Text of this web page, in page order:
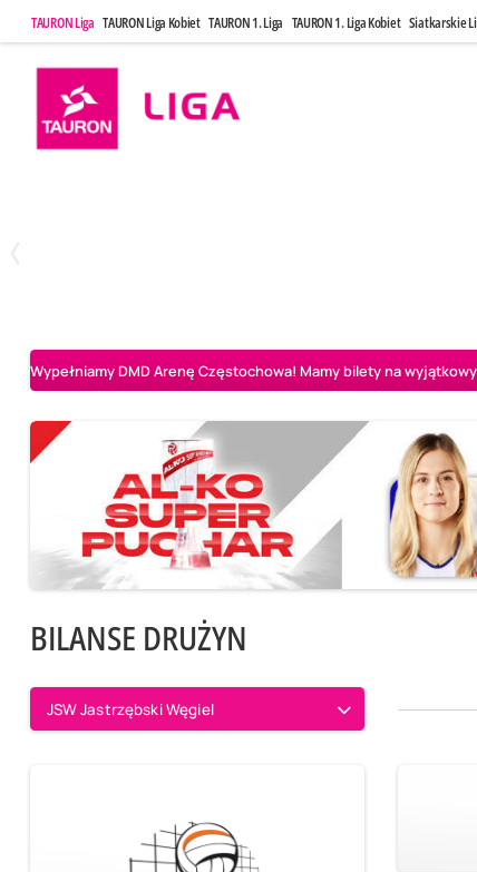
TAURON Liga TAURON Liga Kobiet TAURON 1. Liga TAURON 1. Liga Kobiet Siatkarskie
Wypełniamy DMD Arenę Częstochowa! Mamy bilety na
BILANSE DRUŻYN
JSW Jastrzębski Węgiel